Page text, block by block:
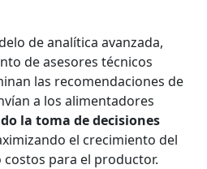
de analítica avanzada,
de asesores técnicos
las recomendaciones de
a los alimentadores
la toma de decisiones
el crecimiento del
para el productor.